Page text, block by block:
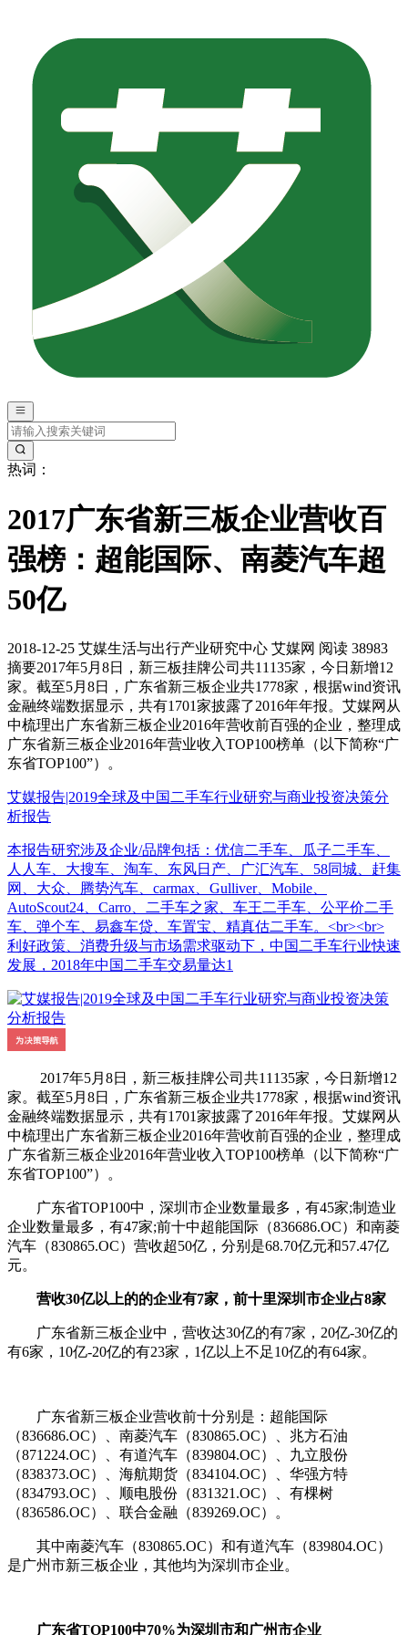
热词：
2017广东省新三板企业营收百
强榜：超能国际、南菱汽车超
50亿
2018-12-25 艾媒生活与出行产业研究中心 艾媒网 阅读 38983
摘要2017年5月8日，新三板挂牌公司共11135家，今日新增12
家。截至5月8日，广东省新三板企业共1778家，根据wind资讯
金融终端数据显示，共有1701家披露了2016年年报。艾媒网从
中梳理出广东省新三板企业2016年营收前百强的企业，整理成
广东省新三板企业2016年营业收入TOP100榜单（以下简称“广
东省TOP100”）。
艾媒报告|2019全球及中国二手车行业研究与商业投资决策分
析报告
本报告研究涉及企业/品牌包括：优信二手车、瓜子二手车、
人人车、大搜车、淘车、东风日产、广汇汽车、58同城、赶集
网、大众、腾势汽车、carmax、Gulliver、Mobile、
AutoScout24、Carro、二手车之家、车王二手车、公平价二手
车、弹个车、易鑫车贷、车置宝、精真估二手车。<br><br>
利好政策、消费升级与市场需求驱动下，中国二手车行业快速
发展，2018年中国二手车交易量达1
2017年5月8日，新三板挂牌公司共11135家，今日新增12
家。截至5月8日，广东省新三板企业共1778家，根据wind资讯
金融终端数据显示，共有1701家披露了2016年年报。艾媒网从
中梳理出广东省新三板企业2016年营收前百强的企业，整理成
广东省新三板企业2016年营业收入TOP100榜单（以下简称“广
东省TOP100”）。
广东省TOP100中，深圳市企业数量最多，有45家;制造业
企业数量最多，有47家;前十中超能国际（836686.OC）和南菱
汽车（830865.OC）营收超50亿，分别是68.70亿元和57.47亿
元。
营收30亿以上的的企业有7家，前十里深圳市企业占8家
广东省新三板企业中，营收达30亿的有7家，20亿-30亿的
有6家，10亿-20亿的有23家，1亿以上不足10亿的有64家。
广东省新三板企业营收前十分别是：超能国际
（836686.OC）、南菱汽车（830865.OC）、兆方石油
（871224.OC）、有道汽车（839804.OC）、九立股份
（838373.OC）、海航期货（834104.OC）、华强方特
（834793.OC）、顺电股份（831321.OC）、有棵树
（836586.OC）、联合金融（839269.OC）。
其中南菱汽车（830865.OC）和有道汽车（839804.OC）
是广州市新三板企业，其他均为深圳市企业。
广东省TOP100中70%为深圳市和广州市企业